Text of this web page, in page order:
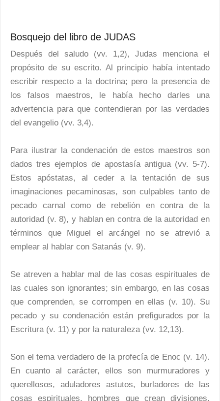
Bosquejo del libro de JUDAS
Después del saludo (vv. 1,2), Judas menciona el
propósito de su escrito. Al principio había intentado
escribir respecto a la doctrina; pero la presencia de
los falsos maestros, le había hecho darles una
advertencia para que contendieran por las verdades
del evangelio (vv. 3,4).
Para ilustrar la condenación de estos maestros son
dados tres ejemplos de apostasía antigua (vv. 5-7).
Estos apóstatas, al ceder a la tentación de sus
imaginaciones pecaminosas, son culpables tanto de
pecado carnal como de rebelión en contra de la
autoridad (v. 8), y hablan en contra de la autoridad en
términos que Miguel el arcángel no se atrevió a
emplear al hablar con Satanás (v. 9).
Se atreven a hablar mal de las cosas espirituales de
las cuales son ignorantes; sin embargo, en las cosas
que comprenden, se corrompen en ellas (v. 10). Su
pecado y su condenación están prefigurados por la
Escritura (v. 11) y por la naturaleza (vv. 12,13).
Son el tema verdadero de la profecía de Enoc (v. 14).
En cuanto al carácter, ellos son murmuradores y
querellosos, aduladores astutos, burladores de las
cosas espirituales, hombres que crean divisiones,